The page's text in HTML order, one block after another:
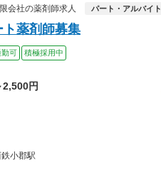
会社の薬剤師求人
パート・アルバイト
薬剤師募集
勤可 積極採用中
2,500円
小郡駅